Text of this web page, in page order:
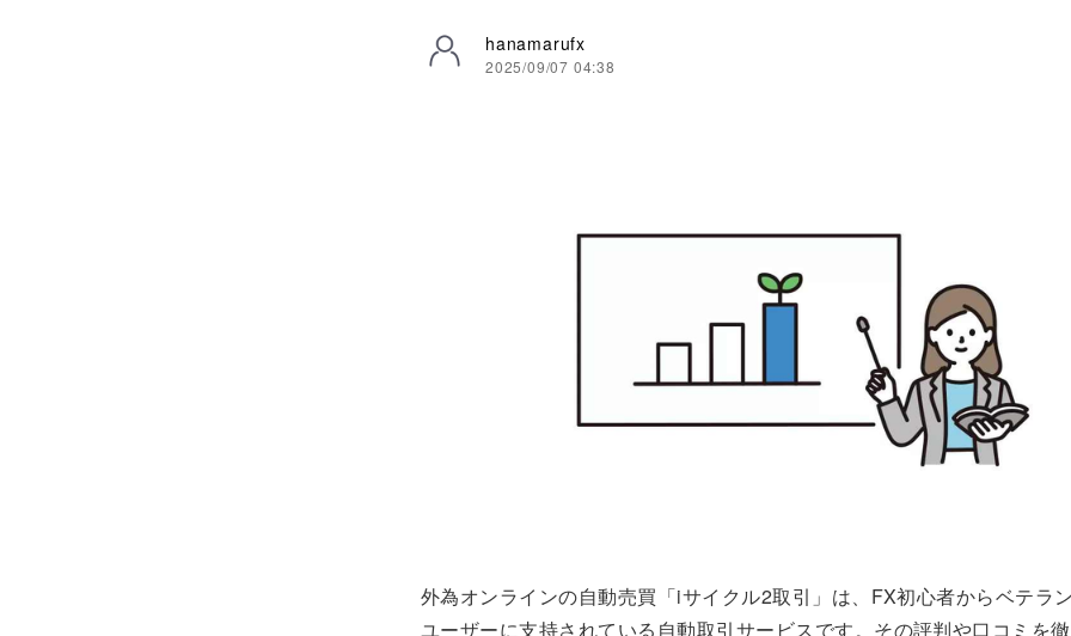
hanamarufx
2025/09/07 04:38
外為オンラインの自動売買「iサイクル2取引」は、FX初心者からベテラ
ユーザーに支持されている自動取引サービスです。その評判や口コミを